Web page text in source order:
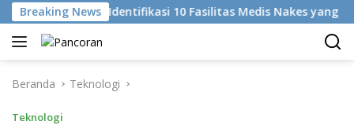
Langsung
ke
konten
Breaking News
KKI Identifikasi 10 Fasilitas Medis Nakes yang
Beranda Teknologi
Teknologi